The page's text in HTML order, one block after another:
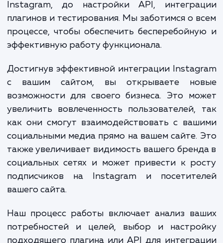
Наша услуга "Интеграция
Instagram на вашем сайте" включает в
целый ряд работ, начиная от
потребностей вашего сайта и вашего
Instagram, до настройки API,
плагинов и тестирования. Мы заботимся о
процессе, чтобы обеспечить
эффективную работу функционала.
с вашим сайтом, вы открываете
возможности для своего бизнеса. Это